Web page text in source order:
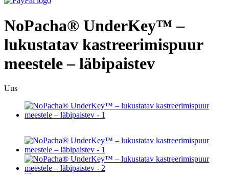
NoPacha® UnderKey™ –
lukustatav kastreerimispuur
meestele – läbipaistev
Uus